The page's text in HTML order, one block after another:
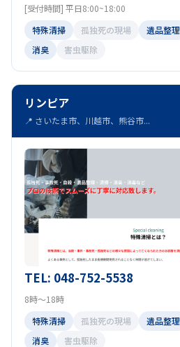
[受付時間] 平日8:00~18:00
特殊清掃
孤独死の現場 遺品整理
消臭
害虫駆除
リンピア
📍 さいたま市、川越市、熊谷市...
TEL: 048-752-5538
8時～18時
特殊清掃
孤独死の現場 遺品整理
消臭
害虫駆除